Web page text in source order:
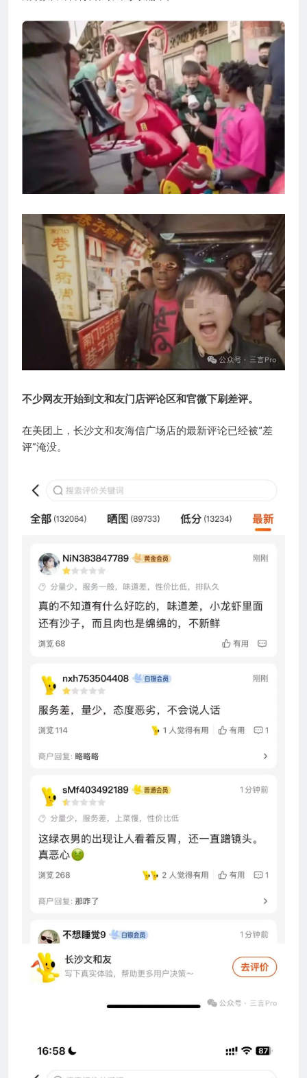
不少网友开始到文和友门店评论区和官微下刷差评。
在美团上，长沙文和友海信广场店的最新评论已经被“差
评”淹没。